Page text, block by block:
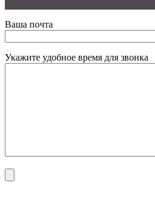
Ваша почта
Укажите удобное время для звонка